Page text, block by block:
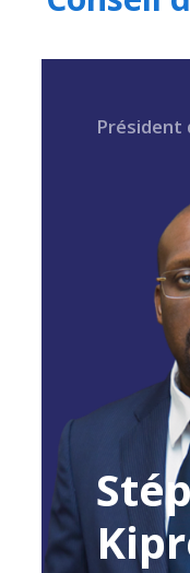
Président